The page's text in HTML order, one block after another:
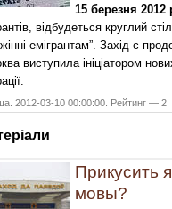
15 березня 2012
відбудеться круглий
емігрантам”. Захід є
виступила ініціатором
2012-03-10 00:00:00. Рейтинг — 2
Прикусить
мовы?